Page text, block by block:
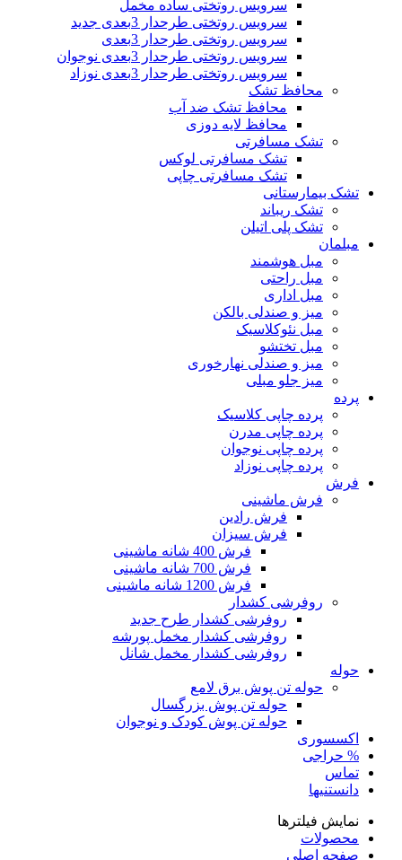
سرویس روتختی ساده مخمل
سرویس روتختی طرحدار 3بعدی جدید
سرویس روتختی طرحدار 3بعدی
سرویس روتختی طرحدار 3بعدی نوجوان
سرویس روتختی طرحدار 3بعدی نوزاد
محافظ تشک
محافظ تشک ضد آب
محافظ لایه دوزی
تشک مسافرتی
تشک مسافرتی لوکس
تشک مسافرتی چاپی
تشک بیمارستانی
تشک ریباند
تشک پلی اتیلن
مبلمان
مبل هوشمند
مبل راحتی
مبل اداری
میز و صندلی بالکن
مبل نئوکلاسیک
مبل تختشو
میز و صندلی نهارخوری
میز جلو مبلی
پرده
پرده چاپی کلاسیک
پرده چاپی مدرن
پرده چاپی نوجوان
پرده چاپی نوزاد
فرش
فرش ماشینی
فرش رادین
فرش سیزان
فرش 400 شانه ماشینی
فرش 700 شانه ماشینی
فرش 1200 شانه ماشینی
روفرشی کشدار
روفرشی کشدار طرح جدید
روفرشی کشدار مخمل پورشه
روفرشی کشدار مخمل شانل
حوله
حوله تن پوش برق لامع
حوله تن پوش بزرگسال
حوله تن پوش کودک و نوجوان
اکسسوری
% حراجی
تماس
دانستنیها
نمایش فیلترها
محصولات
صفحه اصلی